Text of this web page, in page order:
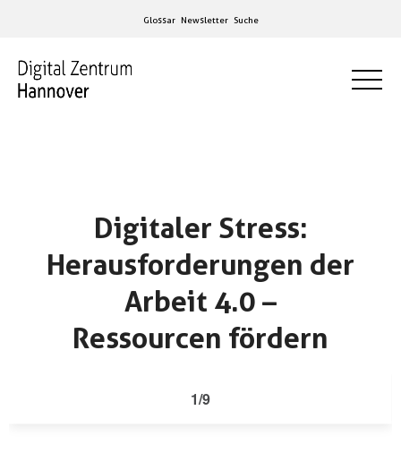
Glossar Newsletter Suche
Digitaler Stress:
Herausforderungen der
Arbeit 4.0 –
Ressourcen fördern